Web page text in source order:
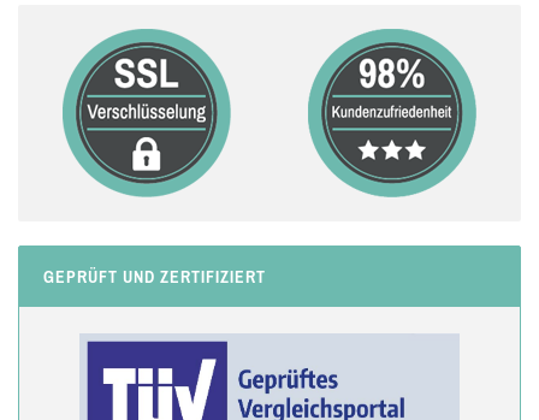
GEPRÜFT UND ZERTIFIZIERT